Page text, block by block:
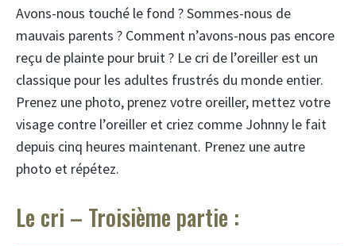
Avons-nous touché le fond ? Sommes-nous de
mauvais parents ? Comment n’avons-nous pas encore
reçu de plainte pour bruit ? Le cri de l’oreiller est un
classique pour les adultes frustrés du monde entier.
Prenez une photo, prenez votre oreiller, mettez votre
visage contre l’oreiller et criez comme Johnny le fait
depuis cinq heures maintenant. Prenez une autre
photo et répétez.
Le cri – Troisième partie :